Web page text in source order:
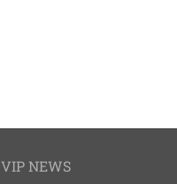
NEWS